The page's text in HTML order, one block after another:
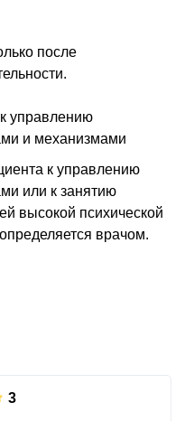
после
управлению
и механизмами
к управлению
или к занятию
высокой психической
врачом.
3